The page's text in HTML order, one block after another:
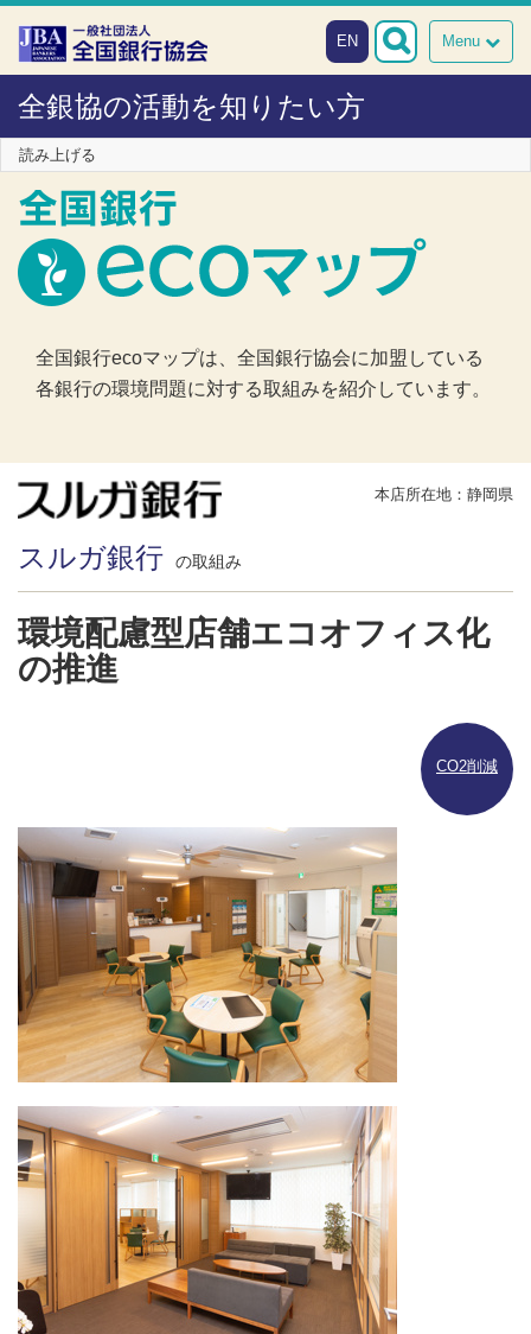
本文へスキップ
障がい者向け相談窓口
Menu
EN
全銀協の活動を知りたい方
読み上げる
全国銀行ecoマップは、全国銀行協会に加盟している
各銀行の環境問題に対する取組みを紹介しています。
本店所在地：静岡県
スルガ銀行 の取組み
環境配慮型店舗エコオフィス化
の推進
CO2削減